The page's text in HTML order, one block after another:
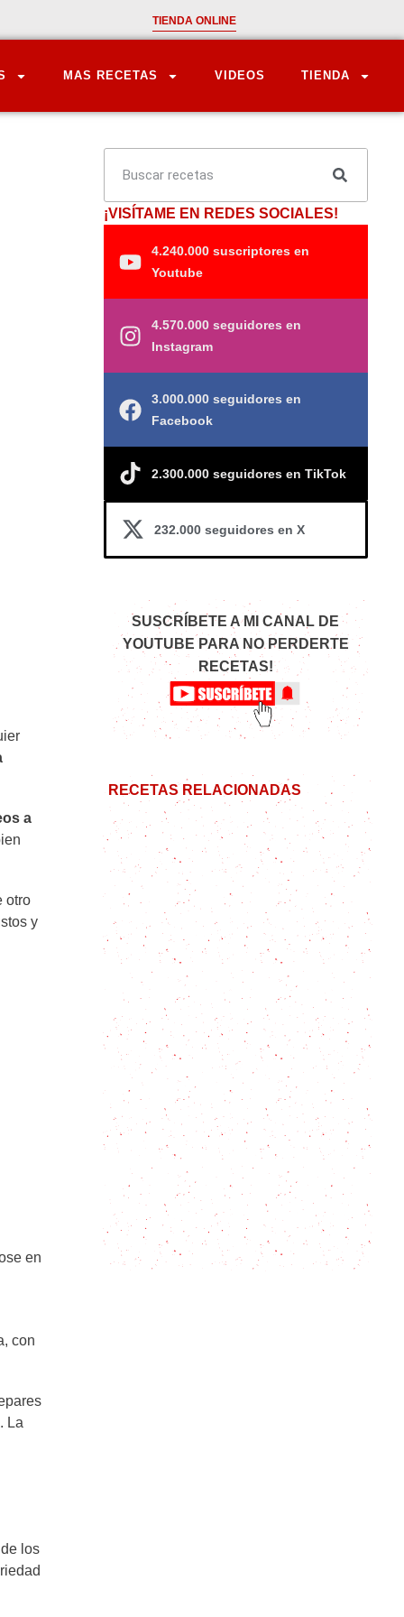
TIENDA ONLINE
MAS RECETAS VIDEOS TIENDA
a
otro
y
en
con
. La
los
¡VISÍTAME EN REDES SOCIALES!
4.240.000 suscriptores en
Youtube
4.570.000 seguidores en
Instagram
3.000.000 seguidores en
Facebook
2.300.000 seguidores en TikTok
232.000 seguidores en X
SUSCRÍBETE A MI CANAL DE
YOUTUBE PARA NO PERDERTE
RECETAS!
RECETAS RELACIONADAS
Masa de Sorrentinos y diferentes
rellenos
Ñoquis de sémola a la romana, un
plato con historia
Canelones de Acelga: Un clásico de
la mesa familiar en 5 pasos
Malfatti: las pastas caseras fáciles
que no se amasan!
Macarrones con Chorizo: Receta
fácil en 6 pasos + 6 variantes
Recetas de verano: pasta con salsa
de palta ¡todo en la licuadora!